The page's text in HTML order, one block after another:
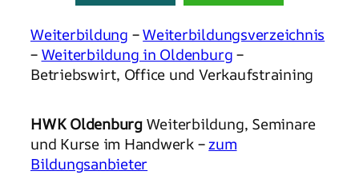
Weiterbildung –Weiterbildungsverzeichnis
–Weiterbildung in Oldenburg–
Betriebswirt, Office und Verkaufstraining
HWK OldenburgWeiterbildung, Seminare
und Kurse im Handwerk –zum
Bildungsanbieter